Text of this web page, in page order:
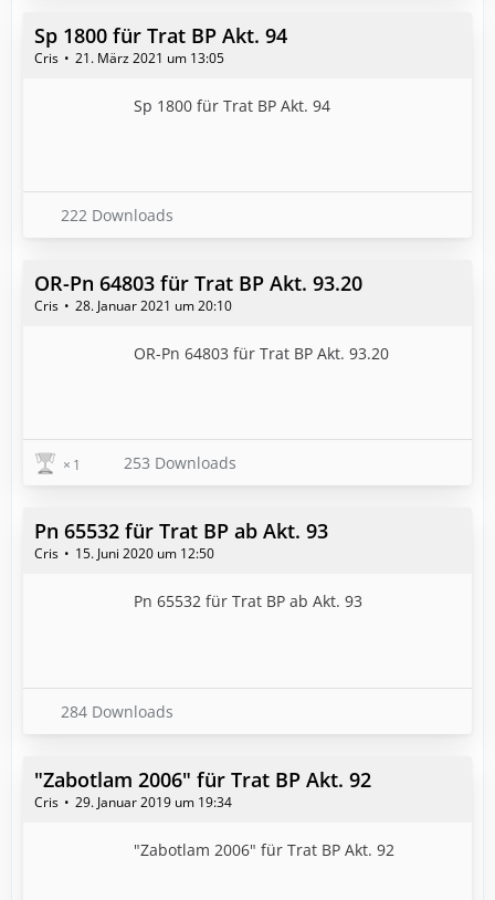
Sp 1800 für Trat BP Akt. 94
Cris 21. März 2021 um 13:05
Sp 1800 für Trat BP Akt. 94
222 Downloads
OR-Pn 64803 für Trat BP Akt. 93.20
Cris 28. Januar 2021 um 20:10
OR-Pn 64803 für Trat BP Akt. 93.20
1 253 Downloads
Pn 65532 für Trat BP ab Akt. 93
Cris 15. Juni 2020 um 12:50
Pn 65532 für Trat BP ab Akt. 93
284 Downloads
"Zabotlam 2006" für Trat BP Akt. 92
Cris 29. Januar 2019 um 19:34
"Zabotlam 2006" für Trat BP Akt. 92